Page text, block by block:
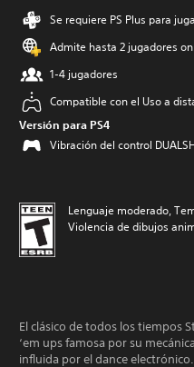
Se requiere PS Plus para
Admite hasta 2 jugadores
1-4 jugadores
Compatible con el Uso a
Versión para PS4
Vibración del control
Lenguaje moderado,
Violencia de dibujos
El clásico de todos los tiempos
‘em ups famosa por su
influida por el dance